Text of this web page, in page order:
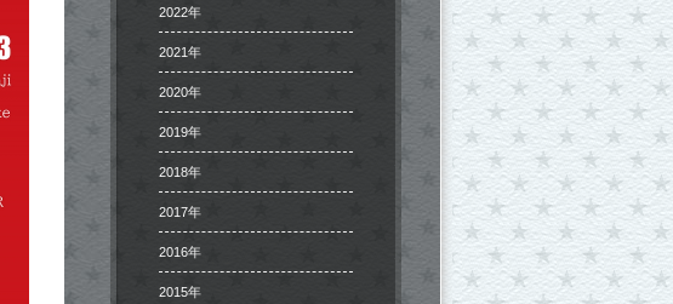
2022年
2021年
2020年
2019年
2018年
2017年
2016年
2015年